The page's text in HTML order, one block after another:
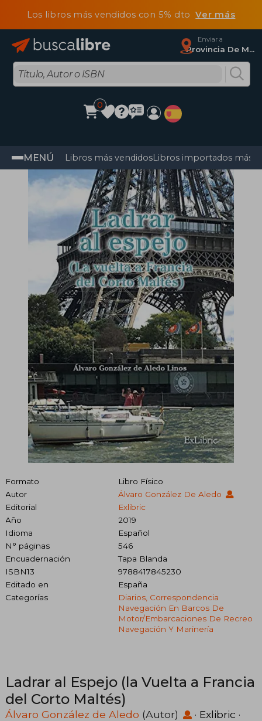
Los libros más vendidos con 5% dtoVer más
Enviar a
Provincia De Madrid
0
MENÚ Libros más vendidosLibros importados más
Formato
Libro Físico
Autor
Álvaro González De Aledo
Editorial
Exlibric
Año
2019
Idioma
Español
N° páginas
546
Encuadernación
Tapa Blanda
ISBN13
9788417845230
Editado en
España
Categorías
Diarios, Correspondencia
Navegación En Barcos De
Motor/embarcaciones De Recreo
Navegación Y Marinería
Ladrar al Espejo (la Vuelta a Francia
del Corto Maltés)
Álvaro González de Aledo (Autor) · Exlibric ·